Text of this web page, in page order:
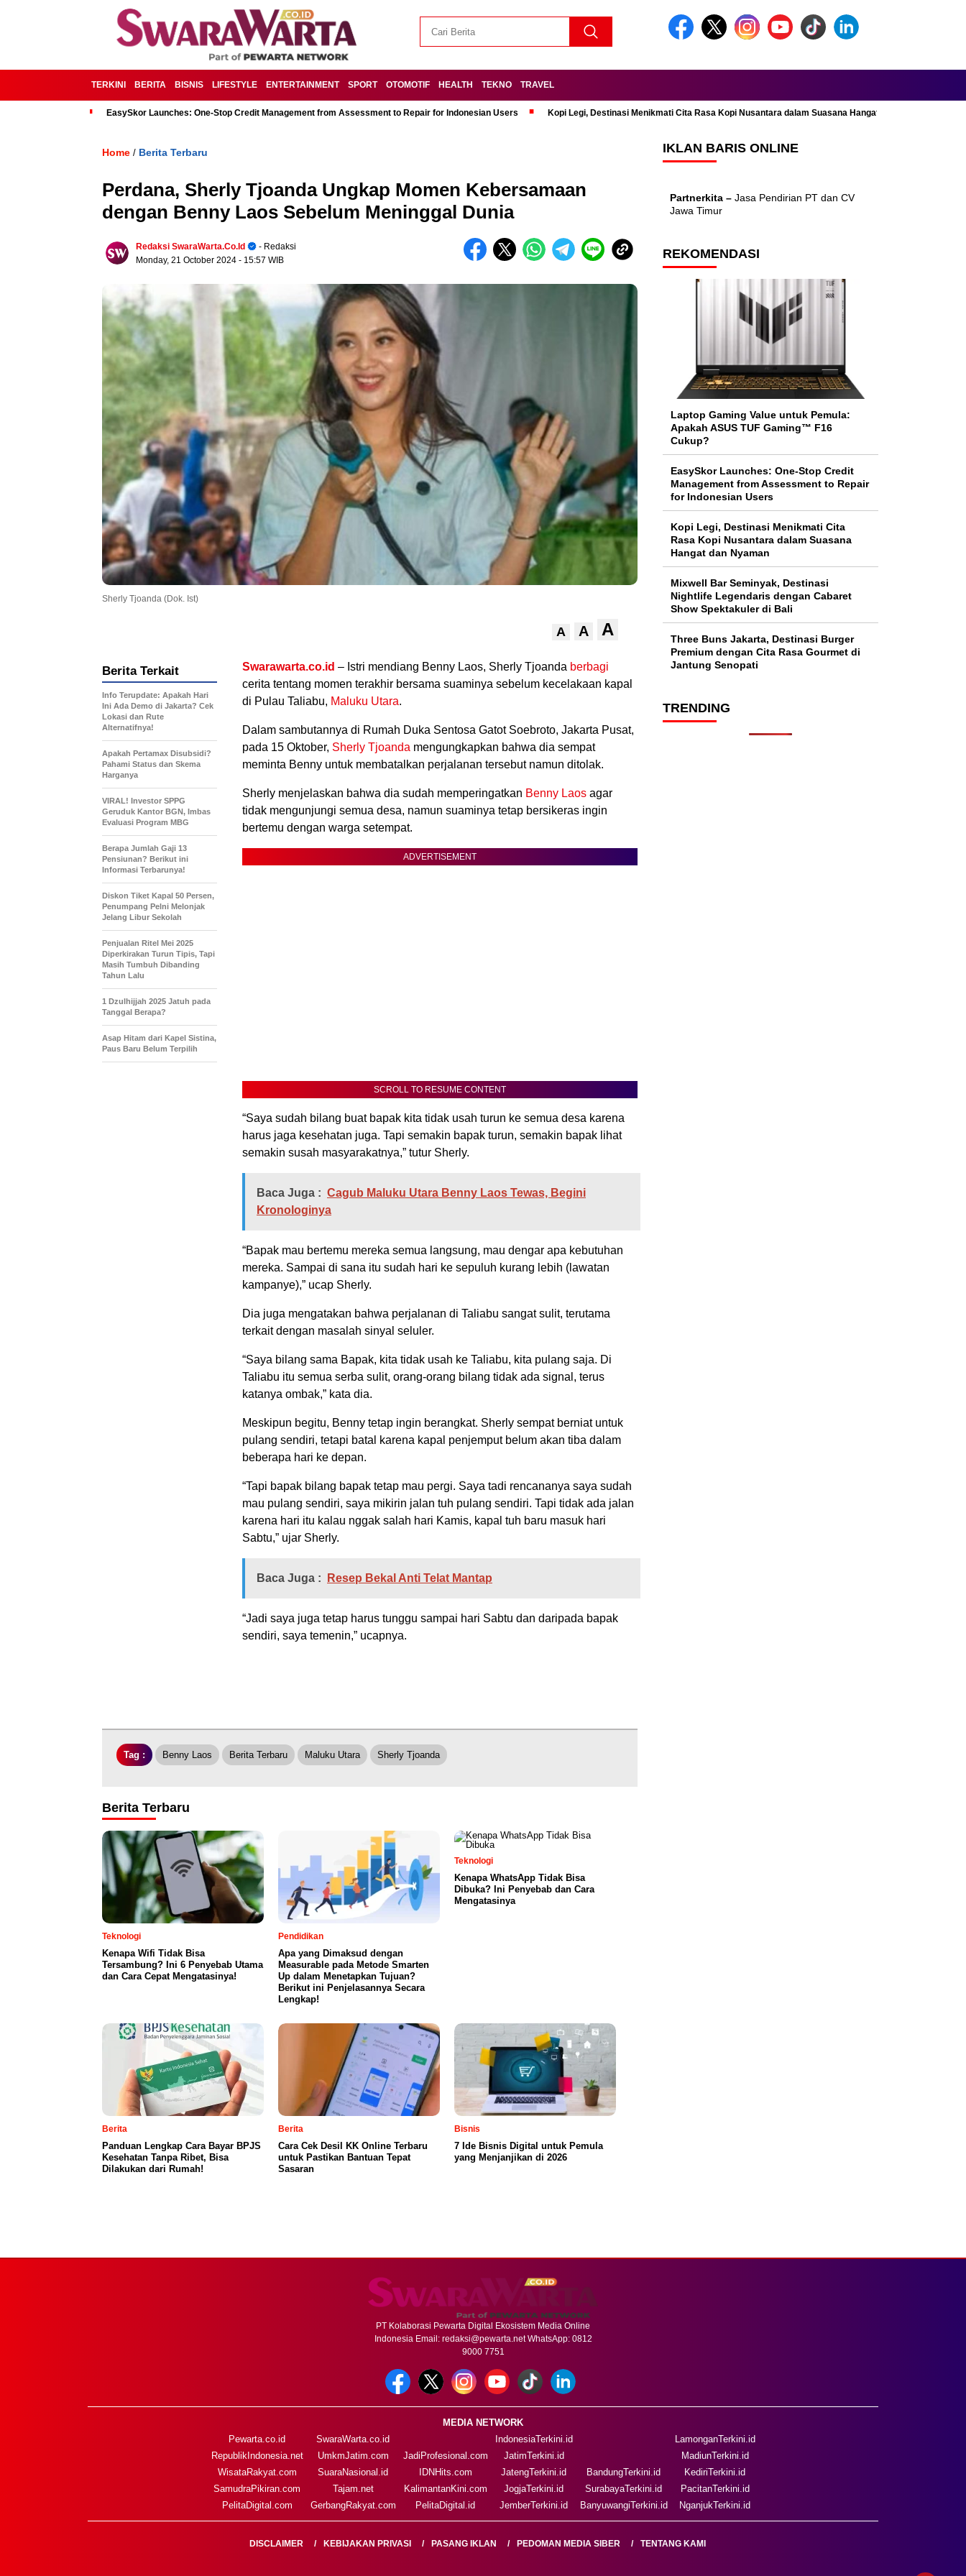
TERKINI BERITA BISNIS LIFESTYLE ENTERTAINMENT SPORT OTOMOTIF HEALTH TEKNO TRAVEL
EasySkor Launches: One-Stop Credit Management from Assessment to Repair for Indonesian Users Kopi Legi, Destinasi Menikmati Cita Rasa Kopi Nusantara dalam Suasana Hangat dan Nyaman
Home / Berita Terbaru
Perdana, Sherly Tjoanda Ungkap Momen Kebersamaan
dengan Benny Laos Sebelum Meninggal Dunia
Redaksi SwaraWarta.co.id
- Redaksi
Monday, 21 October 2024 - 15:57 WIB
Sherly Tjoanda (Dok. Ist)
A A A
Swarawarta.co.id – Istri mendiang Benny Laos, Sherly Tjoanda berbagi
cerita tentang momen terakhir bersama suaminya sebelum kecelakaan kapal
di Pulau Taliabu, Maluku Utara.
Dalam sambutannya di Rumah Duka Sentosa Gatot Soebroto, Jakarta Pusat,
pada 15 Oktober, Sherly Tjoanda mengungkapkan bahwa dia sempat
meminta Benny untuk membatalkan perjalanan tersebut namun ditolak.
Sherly menjelaskan bahwa dia sudah memperingatkan Benny Laos agar
tidak mengunjungi semua desa, namun suaminya tetap bersikeras ingin
bertemu dengan warga setempat.
ADVERTISEMENT
.
SCROLL TO RESUME CONTENT
“Saya sudah bilang buat bapak kita tidak usah turun ke semua desa karena
harus jaga kesehatan juga. Tapi semakin bapak turun, semakin bapak lihat
semakin susah masyarakatnya,” tutur Sherly.
Baca Juga : Cagub Maluku Utara Benny Laos Tewas, Begini
Kronologinya
“Bapak mau bertemu mereka semua langsung, mau dengar apa kebutuhan
mereka. Sampai di sana itu sudah hari ke sepuluh kurang lebih (lawatan
kampanye),” ucap Sherly.
Dia juga mengatakan bahwa perjalanan di Taliabu sangat sulit, terutama
terkait dengan masalah sinyal seluler.
“Saya bilang sama Bapak, kita tidak usah ke Taliabu, kita pulang saja. Di
Taliabu itu semua serba sulit, orang-orang bilang tidak ada signal, terus
katanya ombak,” kata dia.
Meskipun begitu, Benny tetap ingin berangkat. Sherly sempat berniat untuk
pulang sendiri, tetapi batal karena kapal penjemput belum akan tiba dalam
beberapa hari ke depan.
“Tapi bapak bilang bapak tetap mau pergi. Saya tadi rencananya saya sudah
mau pulang sendiri, saya mikirin jalan tuh pulang sendiri. Tapi tidak ada jalan
karena hari itu kalau nggak salah hari Kamis, kapal tuh baru masuk hari
Sabtu,” ujar Sherly.
Baca Juga : Resep Bekal Anti Telat Mantap
“Jadi saya juga tetap harus tunggu sampai hari Sabtu dan daripada bapak
sendiri, saya temenin,” ucapnya.
Berita Terkait
Info Terupdate: Apakah Hari
Ini Ada Demo di Jakarta? Cek
Lokasi dan Rute
Alternatifnya!
Apakah Pertamax Disubsidi?
Pahami Status dan Skema
Harganya
VIRAL! Investor SPPG
Geruduk Kantor BGN, Imbas
Evaluasi Program MBG
Berapa Jumlah Gaji 13
Pensiunan? Berikut ini
Informasi Terbarunya!
Diskon Tiket Kapal 50 Persen,
Penumpang Pelni Melonjak
Jelang Libur Sekolah
Penjualan Ritel Mei 2025
Diperkirakan Turun Tipis, Tapi
Masih Tumbuh Dibanding
Tahun Lalu
1 Dzulhijjah 2025 Jatuh pada
Tanggal Berapa?
Asap Hitam dari Kapel Sistina,
Paus Baru Belum Terpilih
Tag : Benny Laos Berita Terbaru Maluku Utara Sherly Tjoanda
Berita Terbaru
Teknologi
Kenapa Wifi Tidak Bisa
Tersambung? Ini 6 Penyebab Utama
dan Cara Cepat Mengatasinya!
Pendidikan
Apa yang Dimaksud dengan
Measurable pada Metode Smarten
Up dalam Menetapkan Tujuan?
Berikut ini Penjelasannya Secara
Lengkap!
Teknologi
Kenapa WhatsApp Tidak Bisa
Dibuka? Ini Penyebab dan Cara
Mengatasinya
Berita
Panduan Lengkap Cara Bayar BPJS
Kesehatan Tanpa Ribet, Bisa
Dilakukan dari Rumah!
Berita
Cara Cek Desil KK Online Terbaru
untuk Pastikan Bantuan Tepat
Sasaran
Bisnis
7 Ide Bisnis Digital untuk Pemula
yang Menjanjikan di 2026
IKLAN BARIS ONLINE
Partnerkita – Jasa Pendirian PT dan CV
Jawa Timur
REKOMENDASI
Laptop Gaming Value untuk Pemula:
Apakah ASUS TUF Gaming™ F16
Cukup?
EasySkor Launches: One-Stop Credit
Management from Assessment to Repair
for Indonesian Users
Kopi Legi, Destinasi Menikmati Cita
Rasa Kopi Nusantara dalam Suasana
Hangat dan Nyaman
Mixwell Bar Seminyak, Destinasi
Nightlife Legendaris dengan Cabaret
Show Spektakuler di Bali
Three Buns Jakarta, Destinasi Burger
Premium dengan Cita Rasa Gourmet di
Jantung Senopati
TRENDING
PT Kolaborasi Pewarta Digital Ekosistem Media Online
Indonesia Email: redaksi@pewarta.netWhatsApp: 0812
9000 7751
MEDIA NETWORK
Pewarta.co.id
RepublikIndonesia.net
WisataRakyat.com
SamudraPikiran.com
PelitaDigital.com
SwaraWarta.co.id
UmkmJatim.com
SuaraNasional.id
Tajam.net
GerbangRakyat.com
JadiProfesional.com
IDNHits.com
KalimantanKini.com
PelitaDigital.id
IndonesiaTerkini.id
JatimTerkini.id
JatengTerkini.id
JogjaTerkini.id
JemberTerkini.id
BandungTerkini.id
SurabayaTerkini.id
BanyuwangiTerkini.id
LamonganTerkini.id
MadiunTerkini.id
KediriTerkini.id
PacitanTerkini.id
NganjukTerkini.id
DISCLAIMER KEBIJAKAN PRIVASI PASANG IKLAN PEDOMAN MEDIA SIBER TENTANG KAMI